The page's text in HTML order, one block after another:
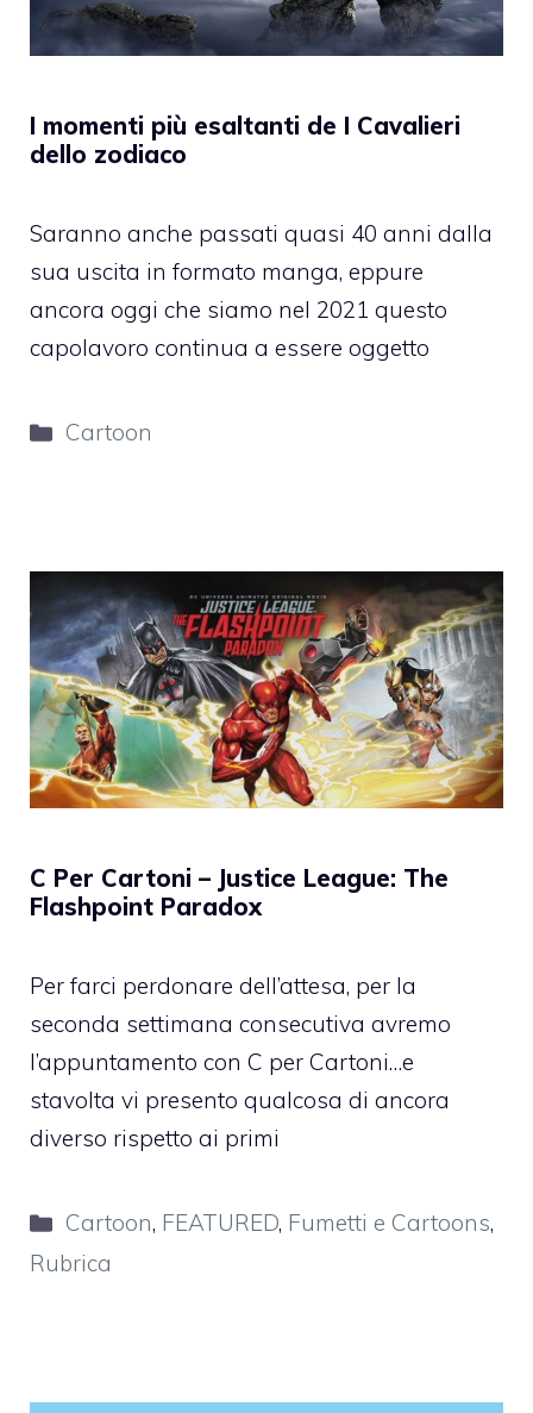
I momenti più esaltanti de I Cavalieri
dello zodiaco
Saranno anche passati quasi 40 anni dalla
sua uscita in formato manga, eppure
ancora oggi che siamo nel 2021 questo
capolavoro continua a essere oggetto
Categorie
Cartoon
C Per Cartoni – Justice League: The
Flashpoint Paradox
Per farci perdonare dell’attesa, per la
seconda settimana consecutiva avremo
l’appuntamento con C per Cartoni…e
stavolta vi presento qualcosa di ancora
diverso rispetto ai primi
Categorie
Cartoon, FEATURED, Fumetti e Cartoons,
Rubrica